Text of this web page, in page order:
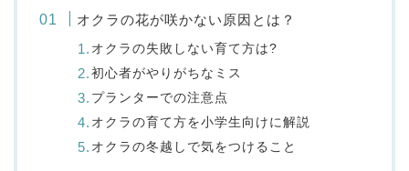
オクラの花が咲かない原因とは？
オクラの失敗しない育て方は?
初心者がやりがちなミス
プランターでの注意点
オクラの育て方を小学生向けに解説
オクラの冬越しで気をつけること